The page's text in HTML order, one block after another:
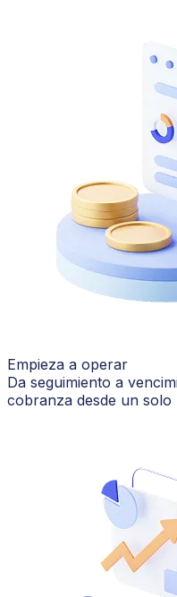
Empieza a operar
Da seguimiento a
cobranza desde un solo